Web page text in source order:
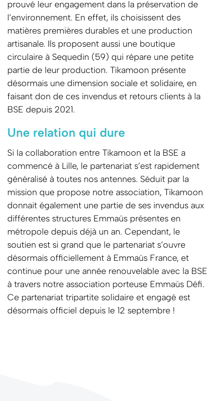
prouvé leur engagement dans la préservation de
l’environnement. En effet, ils choisissent des
matières premières durables et une production
artisanale. Ils proposent aussi une boutique
circulaire à Sequedin (59) qui répare une petite
partie de leur production. Tikamoon présente
désormais une dimension sociale et solidaire, en
faisant don de ces invendus et retours clients à la
BSE depuis 2021.
Une relation qui dure
Si la collaboration entre Tikamoon et la BSE a
commencé à Lille, le partenariat s’est rapidement
généralisé à toutes nos antennes. Séduit par la
mission que propose notre association, Tikamoon
donnait également une partie de ses invendus aux
différentes structures Emmaüs présentes en
métropole depuis déjà un an. Cependant, le
soutien est si grand que le partenariat s’ouvre
désormais officiellement à Emmaüs France, et
continue pour une année renouvelable avec la BSE
à travers notre association porteuse Emmaüs Défi.
Ce partenariat tripartite solidaire et engagé est
désormais officiel depuis le 12 septembre !